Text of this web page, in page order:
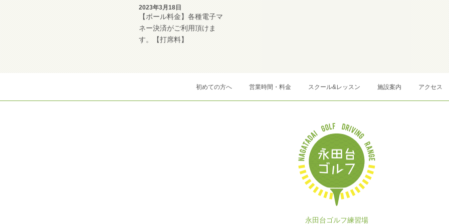
2023年3月18日
【ボール料金】各種電子マ
ネー決済がご利用頂けま
す。【打席料】
初めての方へ 営業時間・料金 スクール&レッスン 施設案内 アクセス
永田台ゴルフ練習場